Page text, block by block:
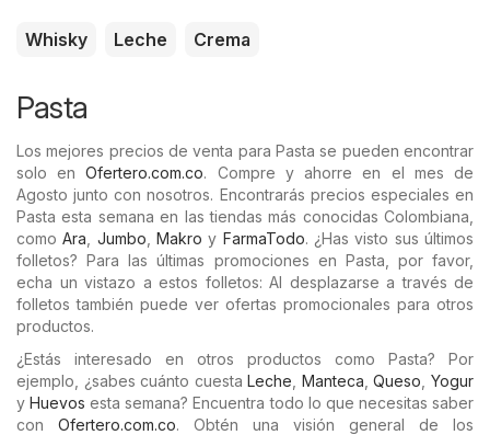
Whisky Leche Crema
Pasta
Los mejores precios de venta para Pasta se pueden encontrar
solo enOfertero.com.co. Compre y ahorre en el mes de
Agosto junto con nosotros. Encontrarás precios especiales en
Pasta esta semana en las tiendas más conocidas Colombiana,
comoAra Jumbo ,Makro y FarmaTodo. ¿Has visto sus últimos
folletos? Para las últimas promociones en Pasta, por favor,
echa un vistazo a estos folletos: Al desplazarse a través de
folletos también puede ver ofertas promocionales para otros
productos.
¿Estás interesado en otros productos como Pasta? Por
ejemplo, ¿sabes cuánto cuestaLeche Manteca ,Queso ,Yogur
yHuevos esta semana? Encuentra todo lo que necesitas saber
con Ofertero.com.co. Obtén una visión general de los